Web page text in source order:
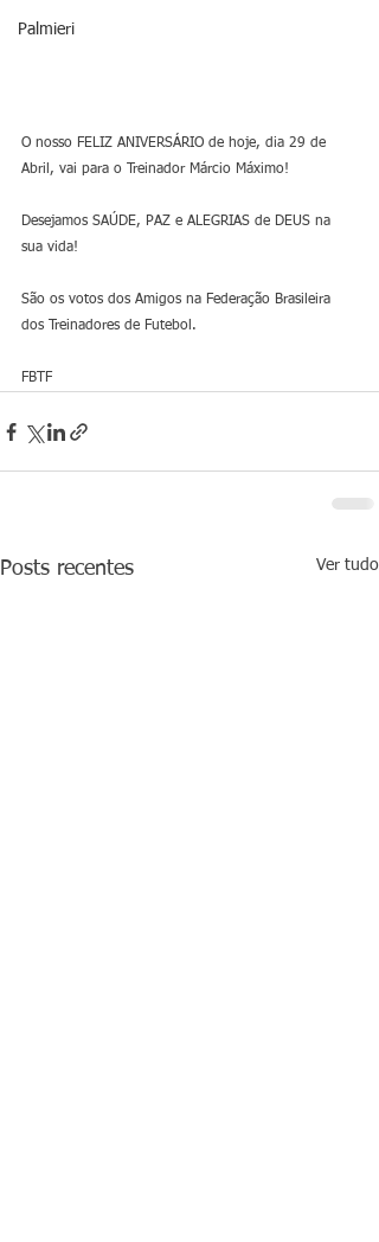
Palmieri
O nosso FELIZ ANIVERSÁRIO de hoje, dia 29 de
Abril, vai para o Treinador Márcio Máximo!
Desejamos SAÚDE, PAZ e ALEGRIAS de DEUS na
sua vida!
São os votos dos Amigos na Federação Brasileira
dos Treinadores de Futebol.
FBTF
Posts recentes Ver tudo